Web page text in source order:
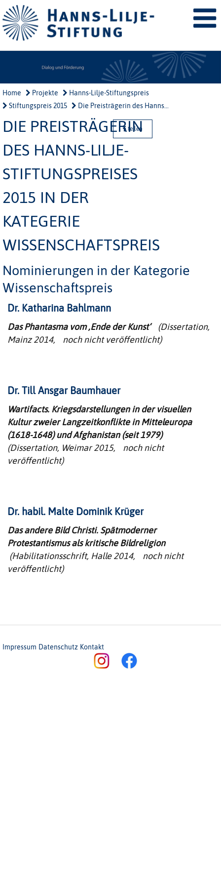
Home Projekte
Hanns-Lilje-Stiftungspreis
Stiftungspreis 2015
Die Preisträgerin des Hanns...
DIE PREISTRÄGERIN
DES HANNS-LILJE-
STIFTUNGSPREISES
2015 IN DER
KATEGERIE
WISSENSCHAFTSPREIS
teilen
Nominierungen in der Kategorie
Wissenschaftspreis
Dr. Katharina Bahlmann
Das Phantasma vom ‚Ende der Kunst‘ (Dissertation,
Mainz 2014, noch nicht veröffentlicht)
Dr. Till Ansgar Baumhauer
Wartifacts. Kriegsdarstellungen in der visuellen
Kultur zweier Langzeitkonflikte in Mitteleuropa
(1618-1648) und Afghanistan (seit 1979)
(Dissertation, Weimar 2015, noch nicht
veröffentlicht)
Dr. habil. Malte Dominik Krüger
Das andere Bild Christi. Spätmoderner
Protestantismus als kritische Bildreligion
(Habilitationsschrift, Halle 2014, noch nicht
veröffentlicht)
Impressum Datenschutz Kontakt